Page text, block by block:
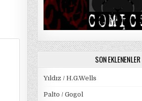
SON EKLENENLER
Yıldız / H.G.Wells
Palto / Gogol